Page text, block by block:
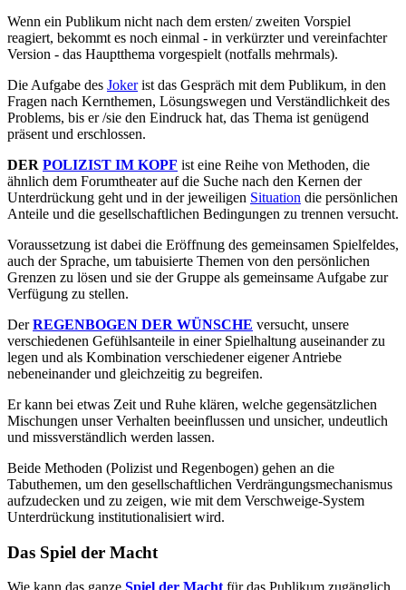
Wenn ein Publikum nicht nach dem ersten/ zweiten Vorspiel
reagiert, bekommt es noch einmal - in verkürzter und vereinfachter
Version - das Hauptthema vorgespielt (notfalls mehrmals).
Die Aufgabe des Jokerist das Gespräch mit dem Publikum, in den
Fragen nach Kernthemen, Lösungswegen und Verständlichkeit des
Problems, bis er /sie den Eindruck hat, das Thema ist genügend
präsent und erschlossen.
DER POLIZIST IM KOPF ist eine Reihe von Methoden, die
ähnlich dem Forumtheater auf die Suche nach den Kernen der
Unterdrückung geht und in der jeweiligen Situation die persönlichen
Anteile und die gesellschaftlichen Bedingungen zu trennen versucht.
Voraussetzung ist dabei die Eröffnung des gemeinsamen Spielfeldes,
auch der Sprache, um tabuisierte Themen von den persönlichen
Grenzen zu lösen und sie der Gruppe als gemeinsame Aufgabe zur
Verfügung zu stellen.
DerREGENBOGEN DER WÜNSCHE versucht, unsere
verschiedenen Gefühlsanteile in einer Spielhaltung auseinander zu
legen und als Kombination verschiedener eigener Antriebe
nebeneinander und gleichzeitig zu begreifen.
Er kann bei etwas Zeit und Ruhe klären, welche gegensätzlichen
Mischungen unser Verhalten beeinflussen und unsicher, undeutlich
und missverständlich werden lassen.
Beide Methoden (Polizist und Regenbogen) gehen an die
Tabuthemen, um den gesellschaftlichen Verdrängungsmechanismus
aufzudecken und zu zeigen, wie mit dem Verschweige-System
Unterdrückung institutionalisiert wird.
Das Spiel der Macht